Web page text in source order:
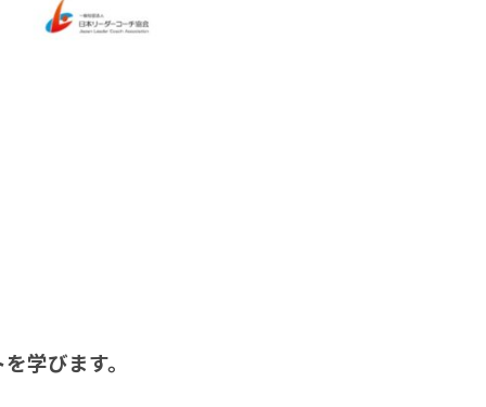
学びます。